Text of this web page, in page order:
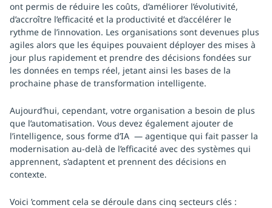
ont permis de réduire les coûts, d’améliorer l’évolutivité,
d’accroître l’efficacité et la productivité et d’accélérer le
rythme de l’innovation. Les organisations sont devenues plus
agiles alors que les équipes pouvaient déployer des mises à
jour plus rapidement et prendre des décisions fondées sur
les données en temps réel, jetant ainsi les bases de la
prochaine phase de transformation intelligente.
Aujourd’hui, cependant, votre organisation a besoin de plus
que l’automatisation. Vous devez également ajouter de
l’intelligence, sous forme d’IA — agentique qui fait passer la
modernisation au-delà de l’efficacité avec des systèmes qui
apprennent, s’adaptent et prennent des décisions en
contexte.
Voici ’comment cela se déroule dans cinq secteurs clés :